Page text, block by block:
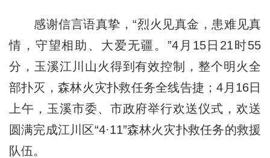
感谢信言语真挚，“烈火见真金，患难见真
情，守望相助、大爱无疆。”4月15日21时55
分，玉溪江川山火得到有效控制，整个明火全
部扑灭，森林火灾扑救任务全线告捷；4月16日
上午，玉溪市委、市政府举行欢送仪式，欢送
圆满完成江川区“4·11”森林火灾扑救任务的救援
队伍。